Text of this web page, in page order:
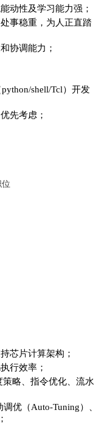
动性及学习能力强；
事稳重，为人正直踏
协调能力；
shell/Tcl）开发
先考虑；
芯片计算架构；
行效率；
策略、指令优化、流水
优（Auto-Tuning）、